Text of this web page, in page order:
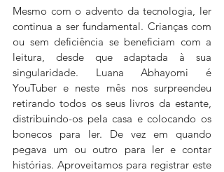
Mesmo com o advento da tecnologia, ler
continua a ser fundamental. Crianças com
ou sem deficiência se beneficiam com a
leitura, desde que adaptada à sua
singularidade. Luana Abhayomi é
YouTuber e neste mês nos surpreendeu
retirando todos os seus livros da estante,
distribuindo-os pela casa e colocando os
bonecos para ler. De vez em quando
pegava um ou outro para ler e contar
histórias. Aproveitamos para registrar este